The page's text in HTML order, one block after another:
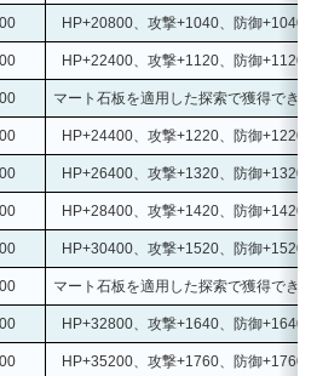
HP+20800、攻撃+1040、防御+1040
HP+22400、攻撃+1120、防御+1120
マート石板を適用した探索で獲得でき
HP+24400、攻撃+1220、防御+1220
HP+26400、攻撃+1320、防御+1320
HP+28400、攻撃+1420、防御+1420
HP+30400、攻撃+1520、防御+1520
マート石板を適用した探索で獲得でき
HP+32800、攻撃+1640、防御+1640
HP+35200、攻撃+1760、防御+1760